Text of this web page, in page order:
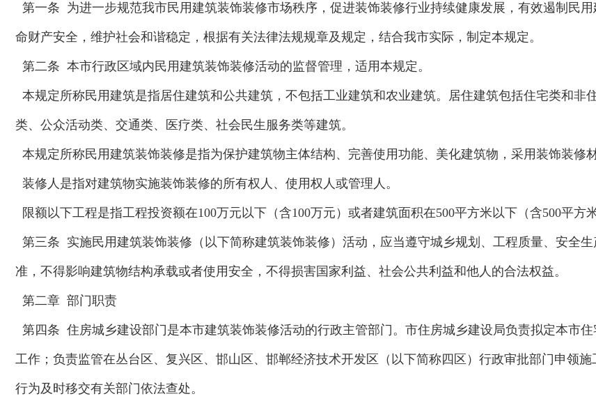
第一条 为进一步规范我市民用建筑装饰装修市场秩序，促进装饰装修行业持续健康发展，有效遏制民
命财产安全，维护社会和谐稳定，根据有关法律法规规章及规定，结合我市实际，制定本规定。
第二条 本市行政区域内民用建筑装饰装修活动的监督管理，适用本规定。
本规定所称民用建筑是指居住建筑和公共建筑，不包括工业建筑和农业建筑。居住建筑包括住宅类和
类、公众活动类、交通类、医疗类、社会民生服务类等建筑。
本规定所称民用建筑装饰装修是指为保护建筑物主体结构、完善使用功能、美化建筑物，采用装饰装修
装修人是指对建筑物实施装饰装修的所有权人、使用权人或管理人。
限额以下工程是指工程投资额在100万元以下（含100万元）或者建筑面积在500平方米以下（含500平方
第三条 实施民用建筑装饰装修（以下简称建筑装饰装修）活动，应当遵守城乡规划、工程质量、安全
准，不得影响建筑物结构承载或者使用安全，不得损害国家利益、社会公共利益和他人的合法权益。
第二章 部门职责
第四条 住房城乡建设部门是本市建筑装饰装修活动的行政主管部门。市住房城乡建设局负责拟定本市
工作；负责监管在丛台区、复兴区、邯山区、邯郸经济技术开发区（以下简称四区）行政审批部门申领
行为及时移交有关部门依法查处。